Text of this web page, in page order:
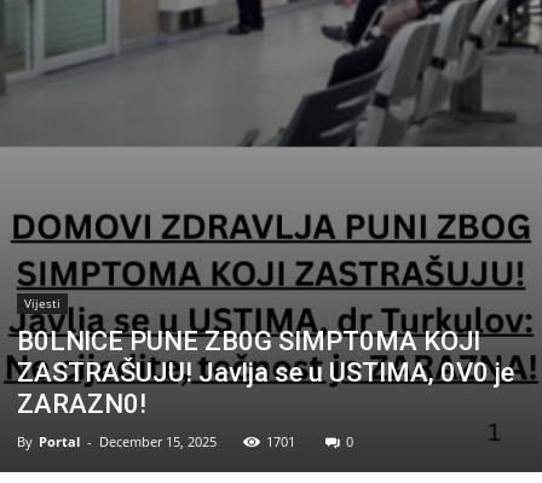
Vijesti
B0LNlCE PUNE ZB0G SIMPT0MA KOJl
ZASTRAŠUJU! Javlja se u USTIMA, 0V0 je
ZARAZN0!
By Portal - December 15, 2025 1701 0